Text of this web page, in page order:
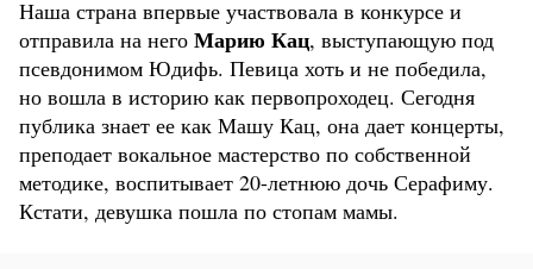
Наша страна впервые участвовала в конкурсе и
отправила на него Марию Кац, выступающую под
псевдонимом Юдифь. Певица хоть и не победила,
но вошла в историю как первопроходец. Сегодня
публика знает ее как Машу Кац, она дает концерты,
преподает вокальное мастерство по собственной
методике, воспитывает 20-летнюю дочь Серафиму.
Кстати, девушка пошла по стопам мамы.